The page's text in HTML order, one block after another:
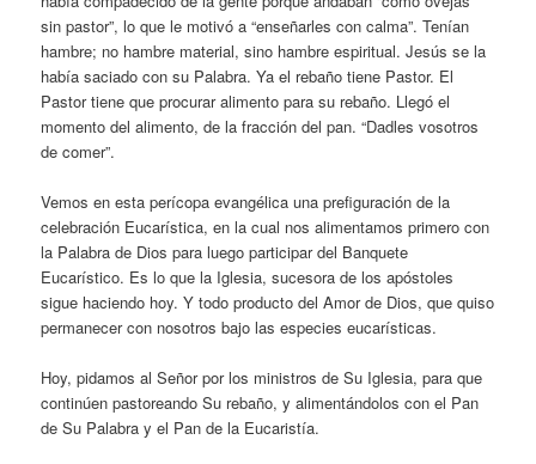
sin pastor”, lo que le motivó a “enseñarles con calma”. Tenían
hambre; no hambre material, sino hambre espiritual. Jesús se la
había saciado con su Palabra. Ya el rebaño tiene Pastor. El
Pastor tiene que procurar alimento para su rebaño. Llegó el
momento del alimento, de la fracción del pan. “Dadles vosotros
de comer”.
Vemos en esta perícopa evangélica una prefiguración de la
celebración Eucarística, en la cual nos alimentamos primero con
la Palabra de Dios para luego participar del Banquete
Eucarístico. Es lo que la Iglesia, sucesora de los apóstoles
sigue haciendo hoy. Y todo producto del Amor de Dios, que quiso
permanecer con nosotros bajo las especies eucarísticas.
Hoy, pidamos al Señor por los ministros de Su Iglesia, para que
continúen pastoreando Su rebaño, y alimentándolos con el Pan
de Su Palabra y el Pan de la Eucaristía.